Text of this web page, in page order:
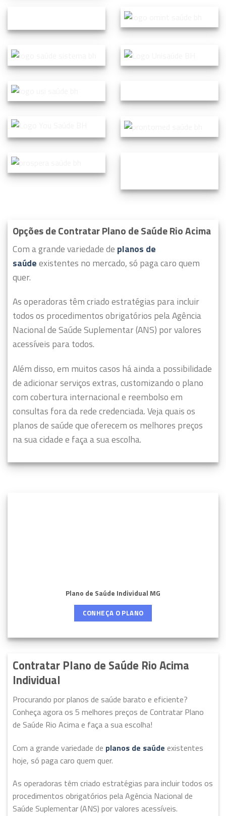
Opções de Contratar Plano de Saúde Rio Acima
Com a grande variedade de planos de
saúdeexistentes no mercado, só paga caro quem
quer.
As operadoras têm criado estratégias para incluir
todos os procedimentos obrigatórios pela Agência
Nacional de Saúde Suplementar (ANS) por valores
acessíveis para todos.
Além disso, em muitos casos há ainda a possibilidade
de adicionar serviços extras, customizando o plano
com cobertura internacional e reembolso em
consultas fora da rede credenciada. Veja quais os
planos de saúde que oferecem os melhores preços
na sua cidade e faça a sua escolha.
Plano de Saúde Individual MG
CONHEÇA O PLANO
Contratar Plano de Saúde Rio Acima
Individual
Procurando por planos de saúde barato e eficiente?
Conheça agora os 5 melhores preços de Contratar Plano
de Saúde Rio Acima e faça a sua escolha!
Com a grande variedade de planos de saúde existentes
hoje, só paga caro quem quer.
As operadoras têm criado estratégias para incluir todos os
procedimentos obrigatórios pela Agência Nacional de
Saúde Suplementar (ANS) por valores acessíveis.